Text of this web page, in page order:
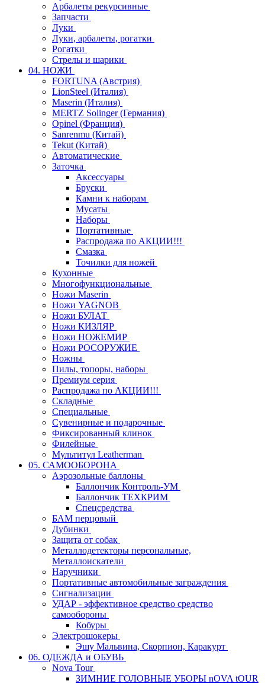
Арбалеты рекурсивные
Запчасти
Луки
Луки, арбалеты, рогатки
Рогатки
Стрелы и шарики
04. НОЖИ
FORTUNA (Австрия)
LionSteel (Италия)
Maserin (Италия)
MERTZ Solinger (Германия)
Opinel (Франция)
Sanrenmu (Китай)
Tekut (Китай)
Автоматические
Заточка
Аксессуары
Бруски
Камни к наборам
Мусаты
Наборы
Портативные
Распродажа по АКЦИИ!!!
Смазка
Точилки для ножей
Кухонные
Многофункциональные
Ножи Maserin
Ножи YAGNOB
Ножи БУЛАТ
Ножи КИЗЛЯР
Ножи НОЖЕМИР
Ножи РОСОРУЖИЕ
Ножны
Пилы, топоры, наборы
Премиум серия
Распродажа по АКЦИИ!!!
Складные
Специальные
Сувенирные и подарочные
Фиксированный клинок
Филейные
Мультитул Leatherman
05. САМООБОРОНА
Аэрозольные баллоны
Баллончик Контроль-УМ
Баллончик ТЕХКРИМ
Спецсредства
БАМ перцовый
Дубинки
Защита от собак
Металлодетекторы персональные,
Металлоискатели
Наручники
Портативные автомобильные заграждения
Сигнализации
УДАР - эффективное средство средство
самообороны
Кобуры
Электрошокеры
Эшу Мальвина, Скорпион, Каракурт
06. ОДЕЖДА и ОБУВЬ
Nova Tour
ЗИМНИЕ ГОЛОВНЫЕ УБОРЫ nOVA tOUR